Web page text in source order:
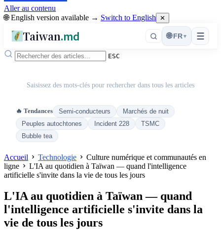
Aller au contenu
🌐 English version available → Switch to English ✕
Taiwan.md ☰
🌐 FR ▾
ESC
Saisissez des mots-clés pour rechercher dans tous les articles
🔥 Tendances Semi-conducteurs
Marchés de nuit
Peuples autochtones
Incident 228
TSMC
Bubble tea
Accueil Technologie
Culture numérique et communautés en
ligne
L'IA au quotidien à Taïwan — quand l'intelligence
artificielle s'invite dans la vie de tous les jours
L'IA au quotidien à Taïwan — quand
l'intelligence artificielle s'invite dans la
vie de tous les jours